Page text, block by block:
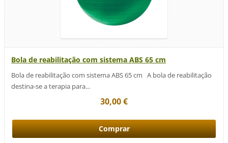
Bola de reabilitação com sistema ABS 65 cm
Bola de reabilitação com sistema ABS 65 cm A bola de reabilitação
destina-se a terapia para...
30,00 €